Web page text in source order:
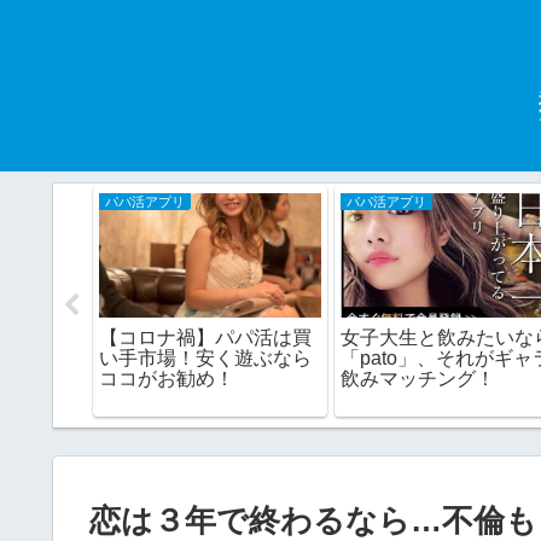
パパ活アプリ
【コロナ禍】パパ活は買
い手市場！安く遊ぶなら
ココがお勧め！
パパ活アプリ
女子大生と飲みたいな
「pato」、それがギャ
飲みマッチング！
恋は３年で終わるなら…不倫